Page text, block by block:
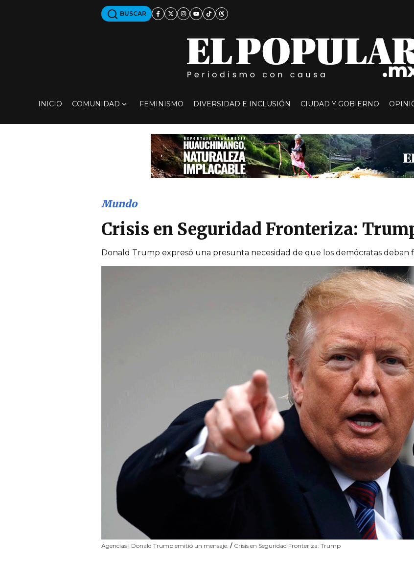
BUSCAR
INICIO COMUNIDAD FEMINISMO DIVERSIDAD E INCLUSIÓN CIUDAD Y GOBIERNO
Agencias | Donald Trump emitió un mensaje. / Crisis en Seguridad Fronteriza: Trump
Mundo
Crisis en Seguridad Fronteriza:
Donald Trump expresó una presunta necesidad de que los demócratas